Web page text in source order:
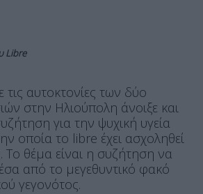
Libre
τις αυτοκτονίες των δύο
στην Ηλιούπολη άνοιξε και
για την ψυχική υγεία
οποία το libre έχει ασχοληθεί
Το θέμα είναι η συζήτηση να
από το μεγεθυντικό φακό
γεγονότος.